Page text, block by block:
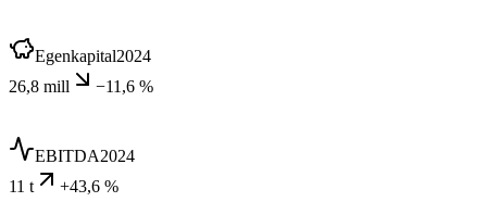
Egenkapital2024
26,8 mill
−11,6 %
EBITDA2024
11 t
+43,6 %